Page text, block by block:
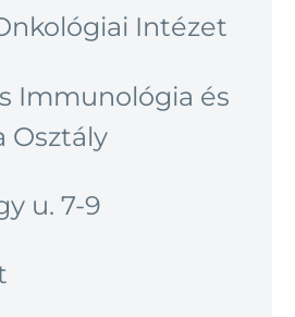
Intézet
Immunológia és
Osztály
u. 7-9